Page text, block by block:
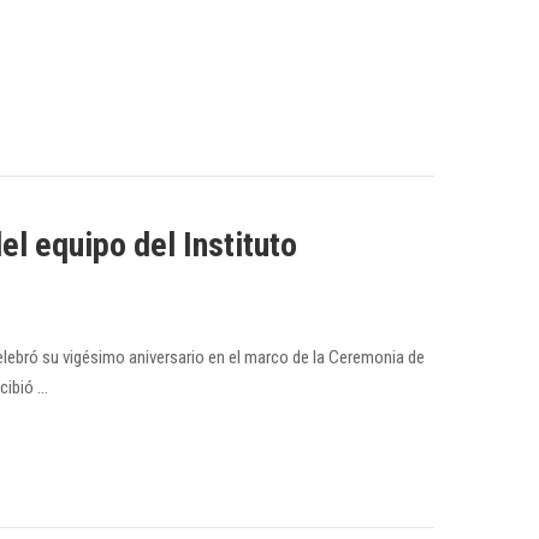
equipo del Instituto
su vigésimo aniversario en el marco de la Ceremonia de
…